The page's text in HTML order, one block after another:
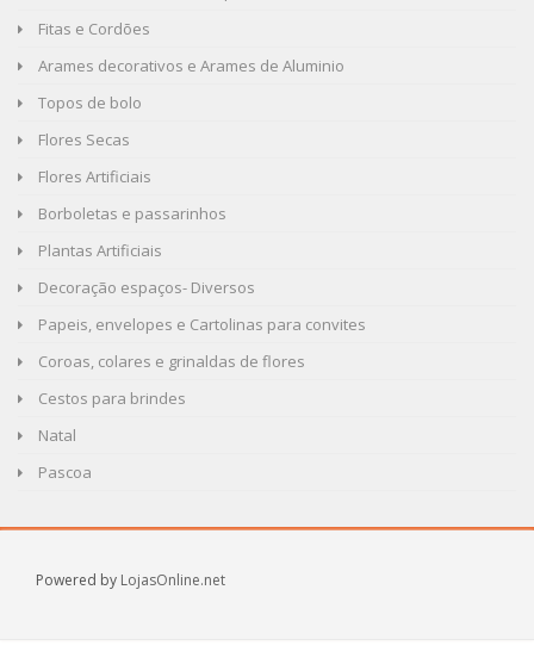
Fitas e Cordões
Arames decorativos e Arames de Aluminio
Topos de bolo
Flores Secas
Flores Artificiais
Borboletas e passarinhos
Plantas Artificiais
Decoração espaços- Diversos
Papeis, envelopes e Cartolinas para convites
Coroas, colares e grinaldas de flores
Cestos para brindes
Natal
Pascoa
Powered by LojasOnline.net